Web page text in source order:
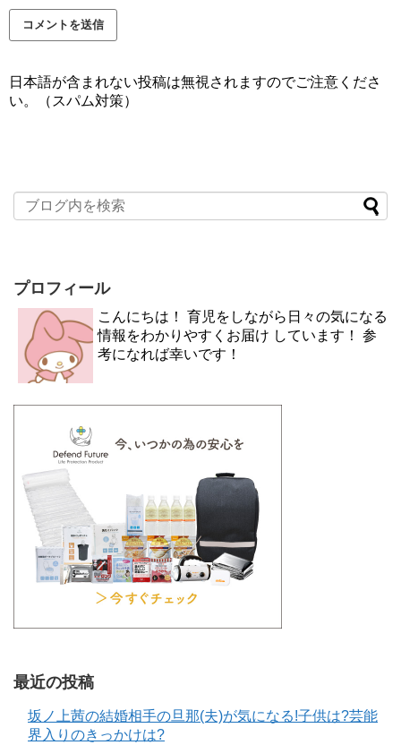
日本語が含まれない投稿は無視されますのでご注意くださ
い。（スパム対策）
プロフィール
こんにちは！ 育児をしながら日々の気になる
情報をわかりやすくお届け しています！ 参
考になれば幸いです！
最近の投稿
坂ノ上茜の結婚相手の旦那(夫)が気になる!子供は?芸能
界入りのきっかけは?